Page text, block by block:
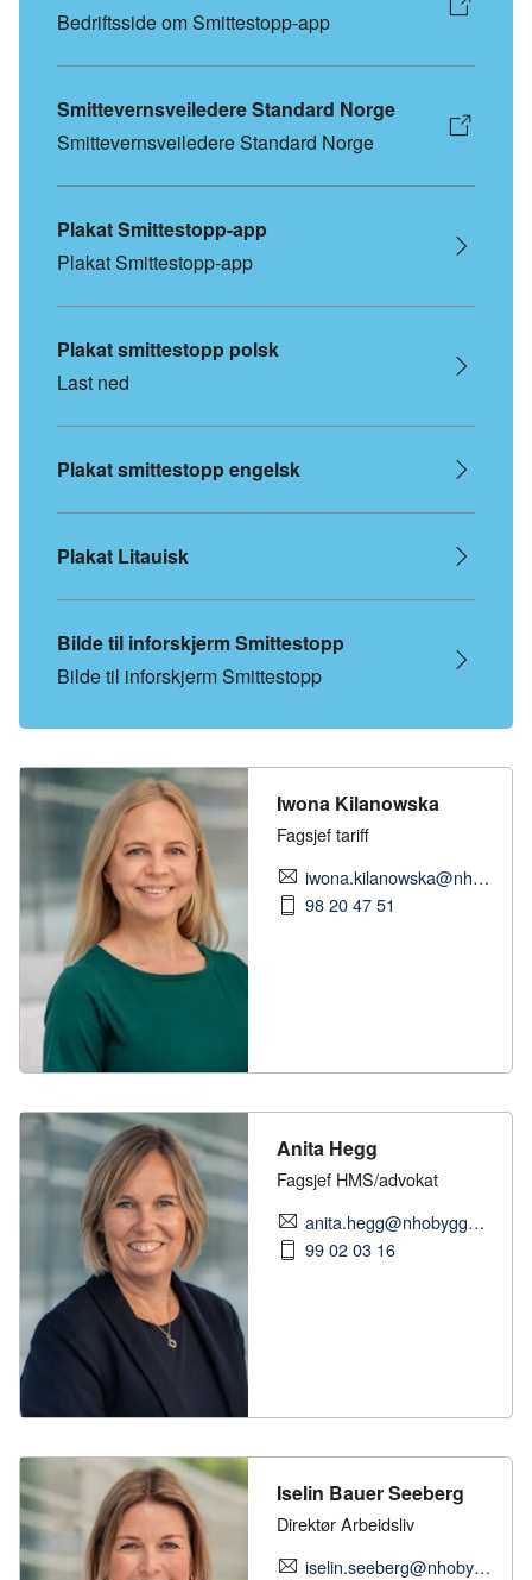
Bedriftsside om Smittestopp-app
Smittevernsveiledere Standard Norge
Smittevernsveiledere Standard Norge
Plakat Smittestopp-app
Plakat Smittestopp-app
Plakat smittestopp polsk
Last ned
Plakat smittestopp engelsk
Plakat Litauisk
Bilde til inforskjerm Smittestopp
Bilde til inforskjerm Smittestopp
Iwona Kilanowska
Fagsjef tariff
iwona.kilanowska@nhobyggenaringen.no
98 20 47 51
Anita Hegg
Fagsjef HMS/advokat
anita.hegg@nhobyggenaringen.no
99 02 03 16
Iselin Bauer Seeberg
Direktør Arbeidsliv
iselin.seeberg@nhobyggenaringen.no